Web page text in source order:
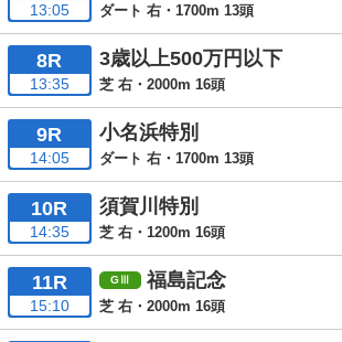
13:05 ダート 右・1700m 13頭
8R
13:35
3歳以上500万円以下
芝 右・2000m 16頭
9R
14:05
小名浜特別
ダート 右・1700m 13頭
10R
14:35
須賀川特別
芝 右・1200m 16頭
11R
15:10
福島記念
芝 右・2000m 16頭